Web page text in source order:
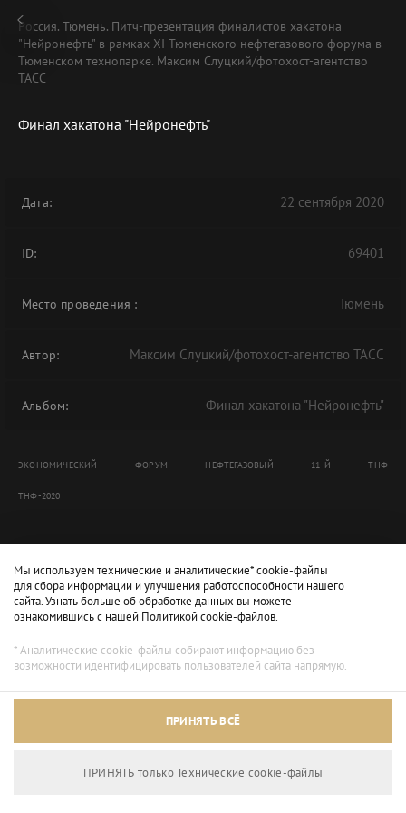
Россия. Тюмень. Питч-презентация финалистов хакатона
"Нейронефть" в рамках XI Тюменского нефтегазового форума в
Тюменском технопарке. Максим Слуцкий/фотохост-агентство
ТАСС
Финал хакатона "Нейронефть"
Дата: 22 сентября 2020
ID: 69401
Место проведения : Тюмень
Автор: Максим Слуцкий/фотохост-агентство ТАСС
Альбом: Финал хакатона "Нейронефть"
ЭКОНОМИЧЕСКИЙ ФОРУМ НЕФТЕГАЗОВЫЙ 11-Й ТНФ
ТНФ-2020
Мы используем технические и аналитические* cookie-файлы
для сбора информации и улучшения работоспособности нашего
сайта. Узнать больше об обработке данных вы можете
ознакомившись с нашей Политикой cookie-файлов.
* Аналитические cookie-файлы собирают информацию без
возможности идентифицировать пользователей сайта напрямую.
ПРИНЯТЬ ВСЁ
ПРИНЯТЬ только Технические сookie-файлы